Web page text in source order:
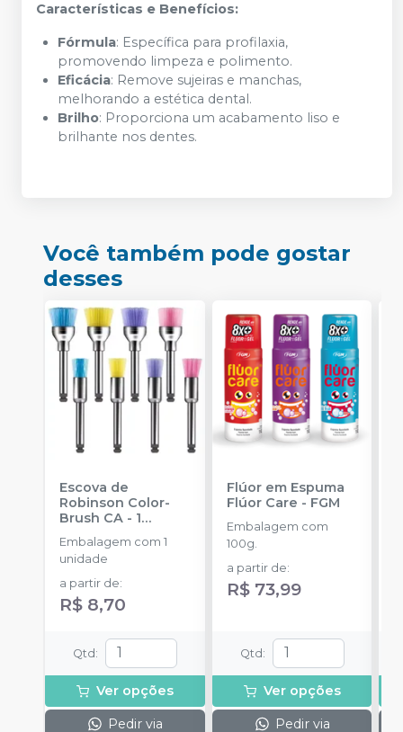
Características e Benefícios:
Fórmula: Específica para profilaxia,
promovendo limpeza e polimento.
Eficácia: Remove sujeiras e manchas,
melhorando a estética dental.
Brilho: Proporciona um acabamento liso e
brilhante nos dentes.
Você também pode gostar
desses
Escova de
Robinson Color-
Brush CA - 1
unidade
AMERICAN BURRS
Embalagem com 1
unidade
a partir de:
R$ 8,70
Qtd :
Ver opções
Pedir via
Flúor em Espuma
Flúor Care - FGM
Embalagem com
100g.
a partir de:
R$ 73,99
Qtd :
Ver opções
Pedir via